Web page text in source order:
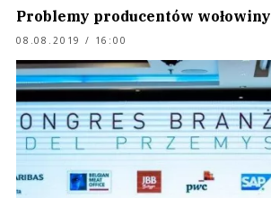
Problemy producentów wołowiny
08.08.2019 / 16:00